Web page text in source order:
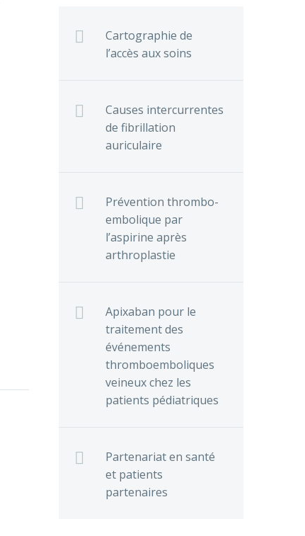
Cartographie de
l’accès aux soins
Causes intercurrentes
de fibrillation
auriculaire
Prévention thrombo-
embolique par
l’aspirine après
arthroplastie
Apixaban pour le
traitement des
événements
thromboemboliques
veineux chez les
patients pédiatriques
Partenariat en santé
et patients
partenaires